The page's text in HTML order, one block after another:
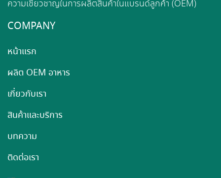
ความเชียวชาญในการผลิตสินค้าในแบรนด์ลูกค้า (OEM)
COMPANY
หน้าแรก
ผลิต OEM อาหาร
เกี่ยวกับเรา
สินค้าและบริการ
บทความ
ติดต่อเรา